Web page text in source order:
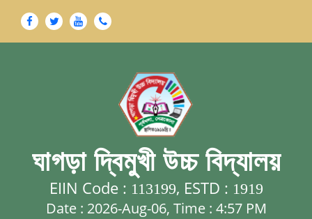
ঘাগড়া দ্বিমুখী উচ্চ বিদ্যালয়
EIIN Code : 113199, ESTD : 1919
Date : 2026-Aug-06, Time : 4:57 PM